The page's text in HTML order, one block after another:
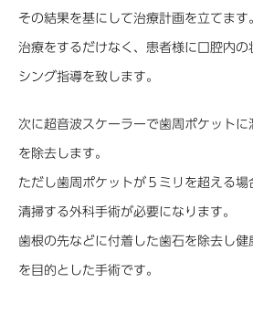
その結果を基にして治療計画を立てます
治療をするだけなく、患者様に口腔内の
シング指導を致します。
次に超音波スケーラーで歯周ポケットに
を除去します。
ただし歯周ポケットが５ミリを超える
清掃する外科手術が必要になります。
歯根の先などに付着した歯石を除去し健
を目的とした手術です。